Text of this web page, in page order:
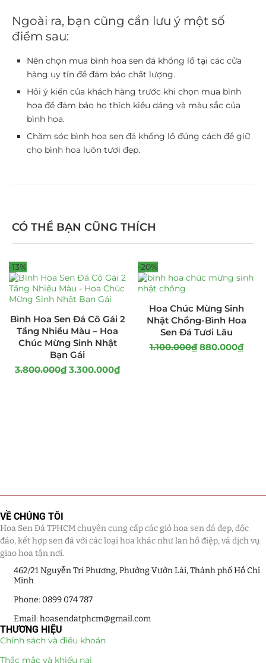
Ngoài ra, bạn cũng cần lưu ý một số
điểm sau:
Nên chọn mua bình hoa sen đá khổng lồ tại các cửa
hàng uy tín để đảm bảo chất lượng.
Hỏi ý kiến của khách hàng trước khi chọn mua bình
hoa để đảm bảo họ thích kiểu dáng và màu sắc của
bình hoa.
Chăm sóc bình hoa sen đá khổng lồ đúng cách để giữ
cho bình hoa luôn tươi đẹp.
CÓ THỂ BẠN CŨNG THÍCH
-13%
Bình Hoa Sen Đá Cô Gái 2
Tầng Nhiều Màu – Hoa
Chúc Mừng Sinh Nhật
Bạn Gái
3.800.000₫ 3.300.000₫
-20%
Hoa Chúc Mừng Sinh
Nhật Chồng-Bình Hoa
Sen Đá Tươi Lâu
1.100.000₫ 880.000₫
VỀ CHÚNG TÔI
Hoa Sen Đá TPHCM chuyên cung cấp các giỏ hoa sen đá đẹp, độc
đáo, kết hợp sen đá với các loại hoa khác như lan hồ điệp, và dịch vụ
giao hoa tận nơi.
462/21 Nguyễn Tri Phương, Phường Vườn Lài, Thành phố Hồ Chí
Minh
Phone: 0899 074 787
Email: hoasendatphcm@gmail.com
THƯƠNG HIỆU
Chính sách và điều khoản
Thắc mắc và khiếu nại